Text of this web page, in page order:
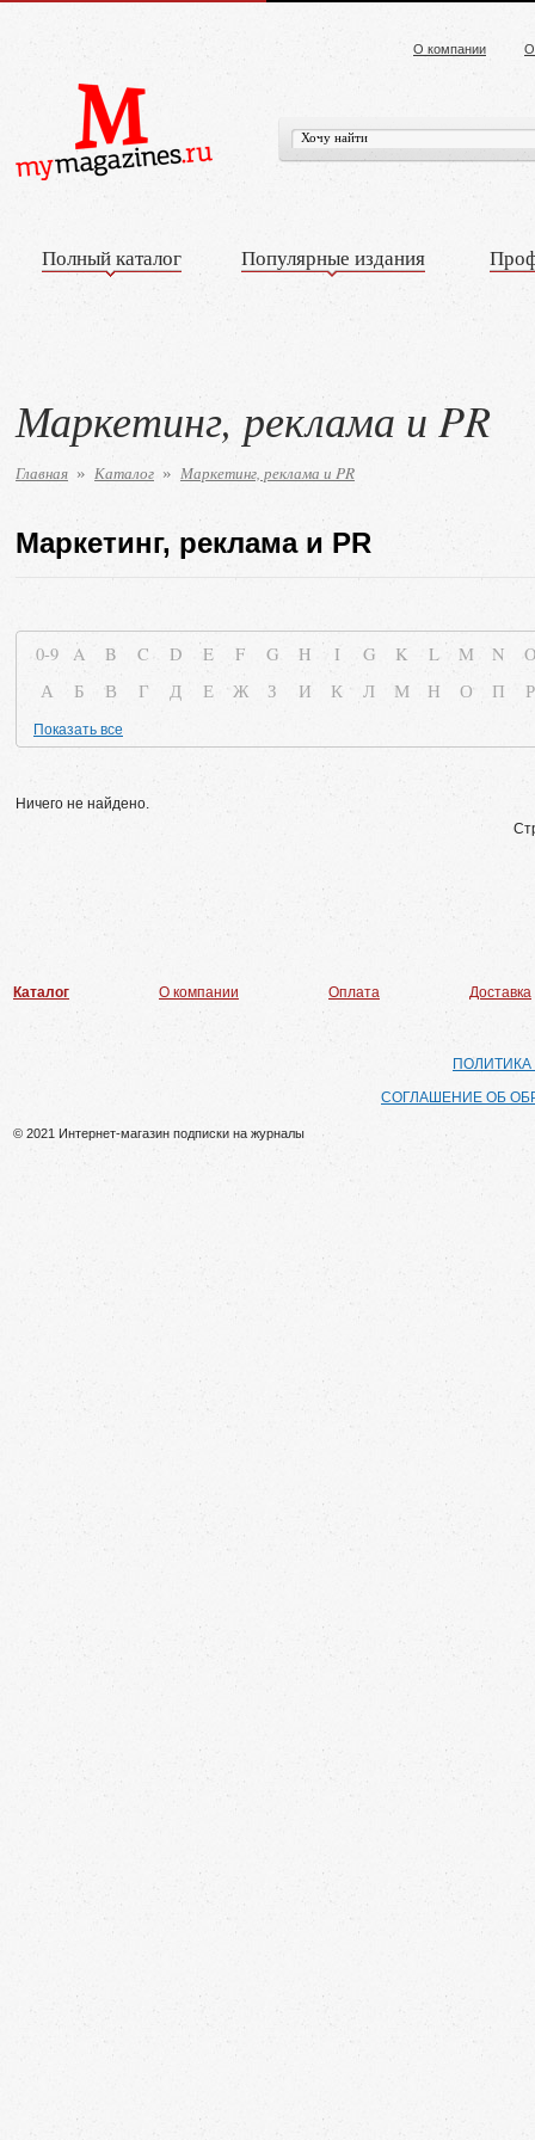
О компании
Полный каталог Популярные издания
Маркетинг, реклама и PR
Главная » Каталог » Маркетинг, реклама и PR
Маркетинг, реклама и PR
0-9 A B C D E F G H I G K L M N
А
Б В Г Д Е Ж З И К Л М Н О П Р
Показать все
Ничего не найдено.
Каталог О компании Оплата Доставка
СОГЛАШЕНИЕ ОБ
© 2021 Интернет-магазин подписки на журналы